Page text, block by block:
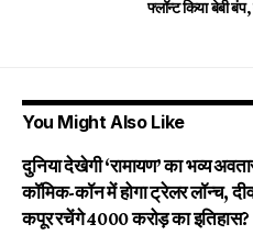
फ्लॉन्ट किया बेबी
You Might Also Like
दुनिया देखेगी ‘रामायण’ का भव्य
कॉमिक-कॉन में होगा ट्रेलर लॉन्च,
कपूर रचेंगे 4000 करोड़ का इतिहास?